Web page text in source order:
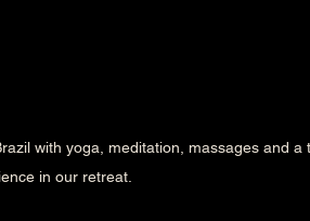
with yoga, meditation, massages and a
in our retreat.